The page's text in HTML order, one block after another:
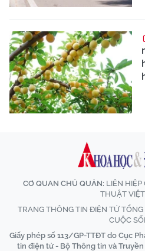
CƠ QUAN CHỦ QUẢN: LIÊN HIỆP
THUẬT
TRANG THÔNG TIN ĐIỆN TỬ
CUỘC
Giấy phép số 113/GP-TTĐT do Cục
tin điện tử - Bộ Thông tin và